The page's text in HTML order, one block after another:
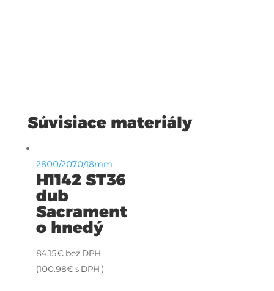
Súvisiace materiály
2800/2070/18mm
H1142 ST36
dub
Sacrament
o hnedý
84.15€ bez DPH
(100.98€s DPH )